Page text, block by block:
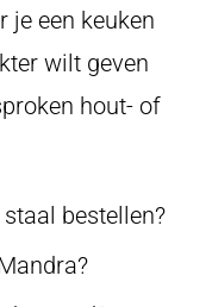
je een keuken
wilt geven
hout- of
bestellen?